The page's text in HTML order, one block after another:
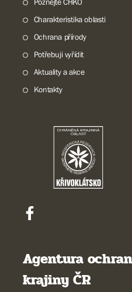
Charakteristika oblasti
Ochrana přírody
Potřebuji vyřídit
Aktuality a akce
Kontakty
Agentura
krajiny ČR